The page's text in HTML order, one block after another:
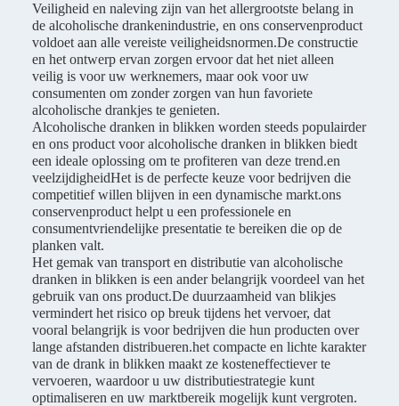
Veiligheid en naleving zijn van het allergrootste belang in
de alcoholische drankenindustrie, en ons conservenproduct
voldoet aan alle vereiste veiligheidsnormen.De constructie
en het ontwerp ervan zorgen ervoor dat het niet alleen
veilig is voor uw werknemers, maar ook voor uw
consumenten om zonder zorgen van hun favoriete
alcoholische drankjes te genieten.
Alcoholische dranken in blikken worden steeds populairder
en ons product voor alcoholische dranken in blikken biedt
een ideale oplossing om te profiteren van deze trend.en
veelzijdigheidHet is de perfecte keuze voor bedrijven die
competitief willen blijven in een dynamische markt.ons
conservenproduct helpt u een professionele en
consumentvriendelijke presentatie te bereiken die op de
planken valt.
Het gemak van transport en distributie van alcoholische
dranken in blikken is een ander belangrijk voordeel van het
gebruik van ons product.De duurzaamheid van blikjes
vermindert het risico op breuk tijdens het vervoer, dat
vooral belangrijk is voor bedrijven die hun producten over
lange afstanden distribueren.het compacte en lichte karakter
van de drank in blikken maakt ze kosteneffectiever te
vervoeren, waardoor u uw distributiestrategie kunt
optimaliseren en uw marktbereik mogelijk kunt vergroten.